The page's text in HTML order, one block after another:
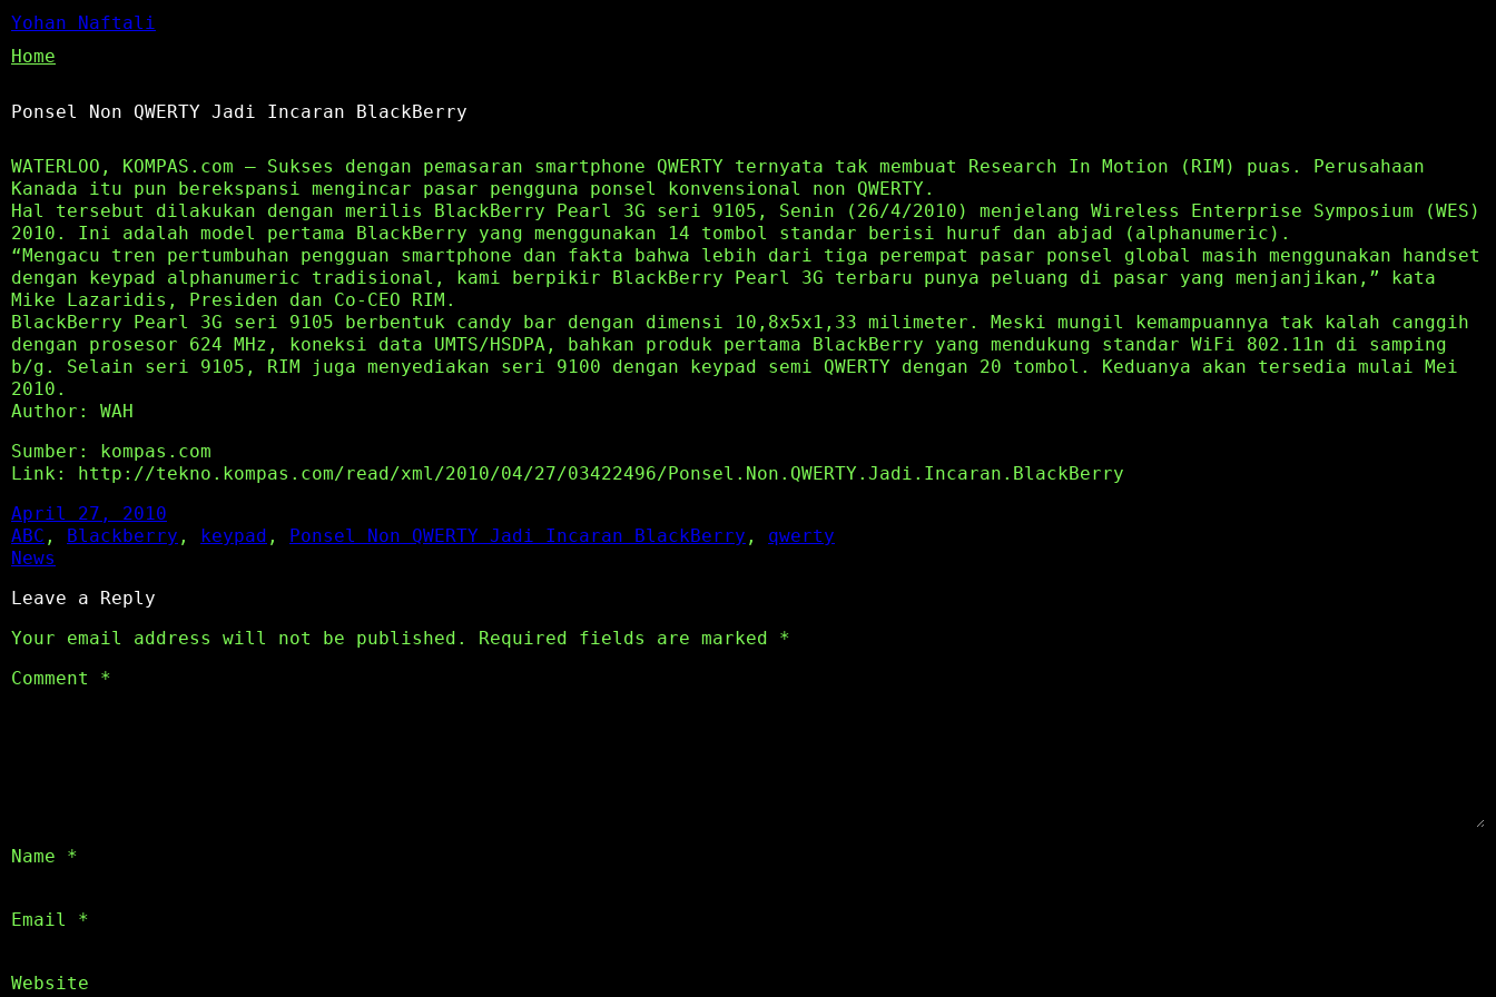
Yohan Naftali
Home
Ponsel Non QWERTY Jadi Incaran BlackBerry
WATERLOO, KOMPAS.com – Sukses dengan pemasaran smartphone QWERTY ternyata tak membuat Research In Motion (RIM) puas. Perusahaan
Kanada itu pun berekspansi mengincar pasar pengguna ponsel konvensional non QWERTY.
Hal tersebut dilakukan dengan merilis BlackBerry Pearl 3G seri 9105, Senin (26/4/2010) menjelang Wireless Enterprise Symposium (WES)
2010. Ini adalah model pertama BlackBerry yang menggunakan 14 tombol standar berisi huruf dan abjad (alphanumeric).
“Mengacu tren pertumbuhan pengguan smartphone dan fakta bahwa lebih dari tiga perempat pasar ponsel global masih menggunakan handset
dengan keypad alphanumeric tradisional, kami berpikir BlackBerry Pearl 3G terbaru punya peluang di pasar yang menjanjikan,” kata
Mike Lazaridis, Presiden dan Co-CEO RIM.
BlackBerry Pearl 3G seri 9105 berbentuk candy bar dengan dimensi 10,8x5x1,33 milimeter. Meski mungil kemampuannya tak kalah canggih
dengan prosesor 624 MHz, koneksi data UMTS/HSDPA, bahkan produk pertama BlackBerry yang mendukung standar WiFi 802.11n di samping
b/g. Selain seri 9105, RIM juga menyediakan seri 9100 dengan keypad semi QWERTY dengan 20 tombol. Keduanya akan tersedia mulai Mei
2010.
Author: WAH
Sumber: kompas.com
Link: http://tekno.kompas.com/read/xml/2010/04/27/03422496/Ponsel.Non.QWERTY.Jadi.Incaran.BlackBerry
April 27, 2010
ABC , Blackberry , keypad , Ponsel Non QWERTY Jadi Incaran BlackBerry , qwerty
News
Leave a Reply
Your email address will not be published.
Required fields are marked *
Comment *
Name *
Email *
Website